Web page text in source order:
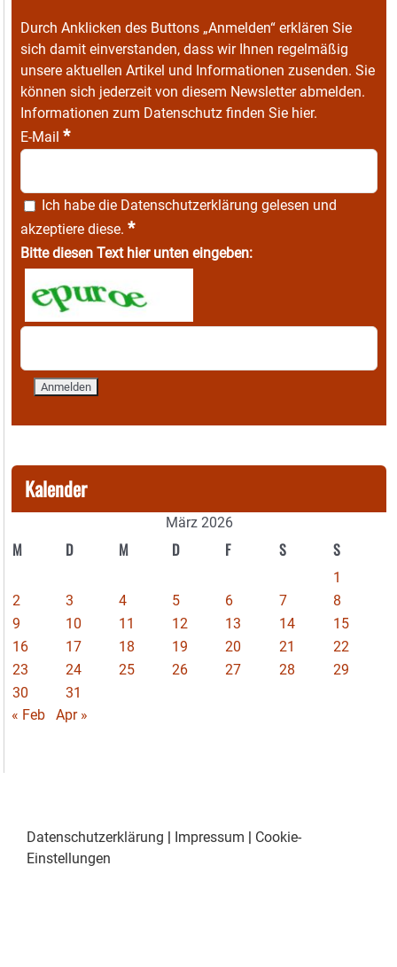
Durch Anklicken des Buttons „Anmelden“ erklären Sie
sich damit einverstanden, dass wir Ihnen regelmäßig
unsere aktuellen Artikel und Informationen zusenden. Sie
können sich jederzeit von diesem Newsletter abmelden.
Informationen zum Datenschutz finden Sie hier.
E-Mail *
Ich habe die Datenschutzerklärung gelesen und
akzeptiere diese. *
Bitte diesen Text hier unten eingeben:
Kalender
März 2026
M D M D F S S
1
2
3 4 5 6 7
8
9
10 11 12 13 14
15
16
17 18 19 20 21
22
23
24 25 26 27 28
29
30
31
« Feb
Apr »
Datenschutzerklärung | Impressum | Cookie-
Einstellungen